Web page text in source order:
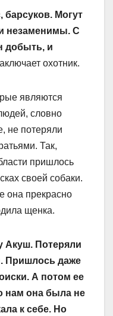
барсуков. Могут
незаменимы. С
добыть, и
охотник.
являются
словно
не потеряли
Так,
пришлось
своей собаки.
она прекрасно
щенка.
Акуш. Потеряли
Пришлось даже
А потом ее
нам она была не
к себе. Но